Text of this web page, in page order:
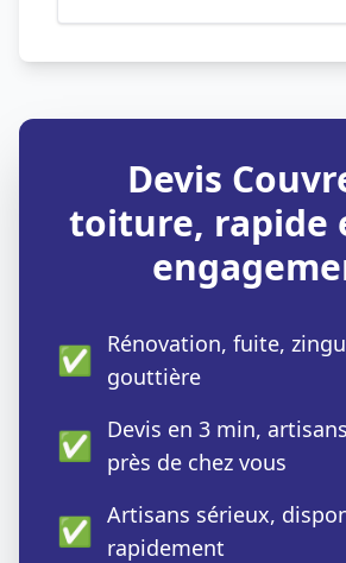
Devis
toiture, rapide
✅ Rénovation, fuite,
gouttière
✅ Devis en 3 min,
près de chez vous
✅ Artisans sérieux,
rapidement